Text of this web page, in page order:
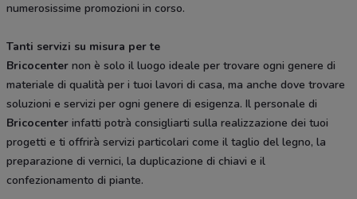
numerosissime promozioni in corso.
Tanti servizi su misura per te
Bricocenter non è solo il luogo ideale per trovare ogni genere di
materiale di qualità per i tuoi lavori di casa, ma anche dove trovare
soluzioni e servizi per ogni genere di esigenza. Il personale di
Bricocenter infatti potrà consigliarti sulla realizzazione dei tuoi
progetti e ti offrirà servizi particolari come il taglio del legno, la
preparazione di vernici, la duplicazione di chiavi e il
confezionamento di piante.